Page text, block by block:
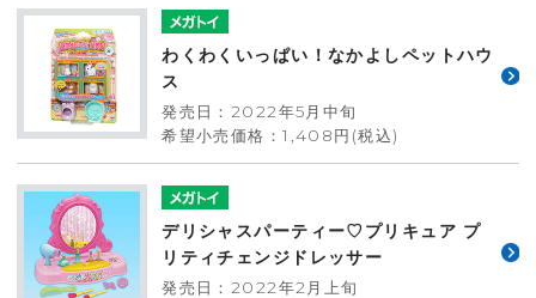
わくわくいっぱい！なかよしペットハウ
ス
発売日：2022年5月中旬
希望小売価格：1,408円(税込)
デリシャスパーティー♡プリキュア プ
リティチェンジドレッサー
発売日：2022年2月上旬